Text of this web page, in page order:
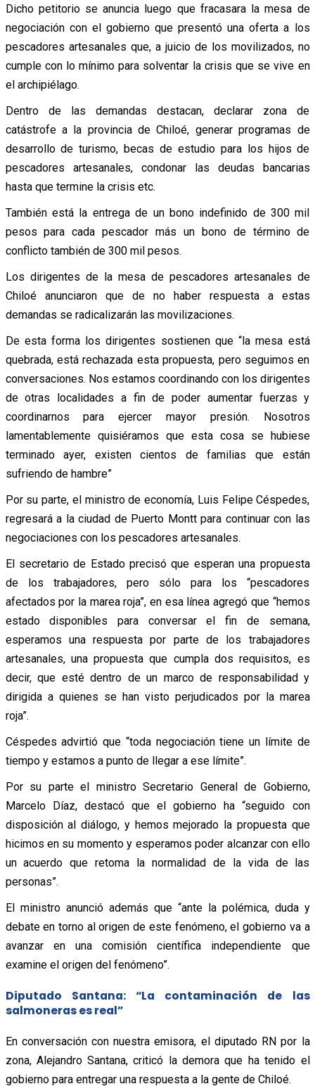
Dicho petitorio se anuncia luego que fracasara la mesa de
negociación con el gobierno que presentó una oferta a los
pescadores artesanales que, a juicio de los movilizados, no
cumple con lo mínimo para solventar la crisis que se vive en
el archipiélago.
Dentro de las demandas destacan, declarar zona de
catástrofe a la provincia de Chiloé, generar programas de
desarrollo de turismo, becas de estudio para los hijos de
pescadores artesanales, condonar las deudas bancarias
hasta que termine la crisis etc.
También está la entrega de un bono indefinido de 300 mil
pesos para cada pescador más un bono de término de
conflicto también de 300 mil pesos.
Los dirigentes de la mesa de pescadores artesanales de
Chiloé anunciaron que de no haber respuesta a estas
demandas se radicalizarán las movilizaciones.
De esta forma los dirigentes sostienen que “la mesa está
quebrada, está rechazada esta propuesta, pero seguimos en
conversaciones. Nos estamos coordinando con los dirigentes
de otras localidades a fin de poder aumentar fuerzas y
coordinarnos para ejercer mayor presión. Nosotros
lamentablemente quisiéramos que esta cosa se hubiese
terminado ayer, existen cientos de familias que están
sufriendo de hambre”
Por su parte, el ministro de economía, Luis Felipe Céspedes,
regresará a la ciudad de Puerto Montt para continuar con las
negociaciones con los pescadores artesanales.
El secretario de Estado precisó que esperan una propuesta
de los trabajadores, pero sólo para los “pescadores
afectados por la marea roja”, en esa línea agregó que “hemos
estado disponibles para conversar el fin de semana,
esperamos una respuesta por parte de los trabajadores
artesanales, una propuesta que cumpla dos requisitos, es
decir, que esté dentro de un marco de responsabilidad y
dirigida a quienes se han visto perjudicados por la marea
roja”.
Céspedes advirtió que “toda negociación tiene un límite de
tiempo y estamos a punto de llegar a ese límite”.
Por su parte el ministro Secretario General de Gobierno,
Marcelo Díaz, destacó que el gobierno ha “seguido con
disposición al diálogo, y hemos mejorado la propuesta que
hicimos en su momento y esperamos poder alcanzar con ello
un acuerdo que retoma la normalidad de la vida de las
personas”.
El ministro anunció además que “ante la polémica, duda y
debate en torno al origen de este fenómeno, el gobierno va a
avanzar en una comisión científica independiente que
examine el origen del fenómeno”.
Diputado Santana: “La contaminación de las
salmoneras es real”
En conversación con nuestra emisora, el diputado RN por la
zona, Alejandro Santana, criticó la demora que ha tenido el
gobierno para entregar una respuesta a la gente de Chiloé.